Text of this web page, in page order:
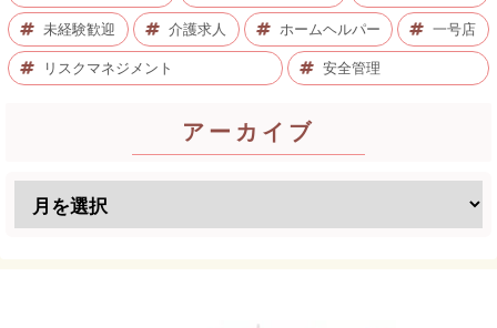
未経験歓迎 介護求人 ホームヘルパー 一号店
リスクマネジメント 安全管理
アーカイブ